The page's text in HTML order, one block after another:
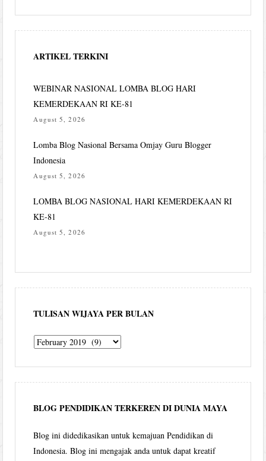
ARTIKEL TERKINI
WEBINAR NASIONAL LOMBA BLOG HARI
KEMERDEKAAN RI KE-81
August 5, 2026
Lomba Blog Nasional Bersama Omjay Guru Blogger
Indonesia
August 5, 2026
LOMBA BLOG NASIONAL HARI KEMERDEKAAN RI
KE-81
August 5, 2026
TULISAN WIJAYA PER BULAN
Tulisan
per
bulan
BLOG PENDIDIKAN TERKEREN DI DUNIA MAYA
Blog ini didedikasikan untuk kemajuan Pendidikan di
Indonesia. Blog ini mengajak anda untuk dapat kreatif